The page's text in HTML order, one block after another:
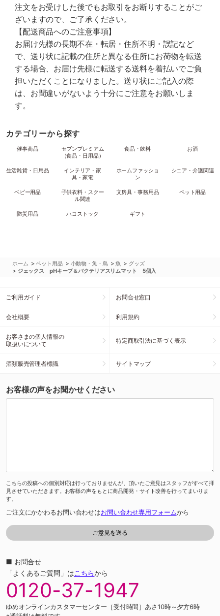
注文をお受けした後でもお取引をお断りすることがご
ざいますので、ご了承ください。
【配送商品へのご注意事項】
お届け先様の長期不在・転居・住所不明・誤記など
で、送り状に記載の住所と異なる住所にお荷物を転送
する場合、お届け先様に転送する送料を着払いでご負
担いただくことになりました。送り状にご記入の際
は、お間違いがないよう十分にご注意をお願いしま
す。
カテゴリーから探す
催事商品
セブンプレミアム
（食品・日用品）
食品・飲料 お酒
生活雑貨・日用品
インテリア・家
具・家電
ホームファッショ
ン
シニア・介護関連
ベビー用品
子供衣料・スクー
ル関連
文房具・事務用品 ペット用品
防災用品 ハコストック ギフト
ホーム >ペット用品 > 小動物・魚・鳥 >魚 > グッズ
> ジェックス pHキープ＆バクテリアスリムマット 5個入
ご利用ガイド お問合せ窓口
会社概要 利用規約
お客さまの個人情報の
取扱いについて
特定商取引法に基づく表示
酒類販売管理者標識 サイトマップ
お客様の声をお聞かせください
こちらの投稿への個別対応は行っておりませんが、頂いたご意見はスタッフがすべて拝
見させていただきます。お客様の声をもとに商品開発・サイト改善を行ってまいりま
す。
ご注文にかかわるお問い合わせはお問い合わせ専用フォームから
■ お問合せ
「よくあるご質問」はこちらから
0120-37-1947
ゆめオンラインカスタマーセンター［受付時間］あさ10時～夕方6時